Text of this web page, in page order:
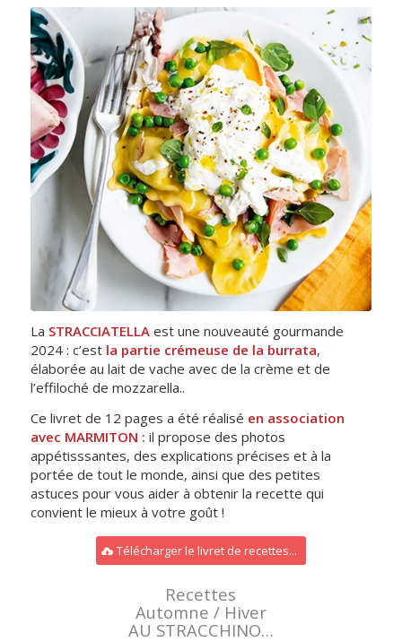
La STRACCIATELLAest une nouveauté gourmande
2024 : c’est la partie crémeuse de la burrata,
élaborée au lait de vache avec de la crème et de
l’effiloché de mozzarella..
Ce livret de 12 pages a été réalisé en association
avec MARMITON : il propose des photos
appétisssantes, des explications précises et à la
portée de tout le monde, ainsi que des petites
astuces pour vous aider à obtenir la recette qui
convient le mieux à votre goût !
Télécharger le livret de recettes...
Recettes
Automne / Hiver
AU STRACCHINO…